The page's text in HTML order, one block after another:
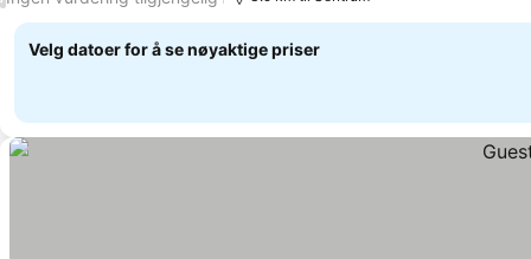
Velg datoer for å se nøyaktige priser